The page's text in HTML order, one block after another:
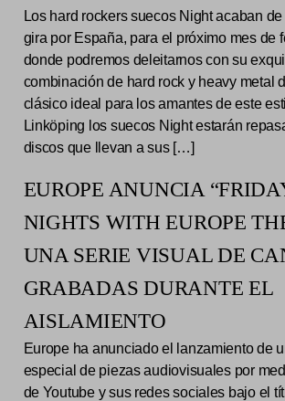
Los hard rockers suecos Night acaban
gira por España, para el próximo mes de
donde podremos deleitarnos con su
combinación de hard rock y heavy metal
clásico ideal para los amantes de este
Linköping los suecos Night estarán
discos que llevan a sus […]
EUROPE ANUNCIA
NIGHTS WITH EUROPE
UNA SERIE VISUAL DE
GRABADAS DURANTE EL
AISLAMIENTO
Europe ha anunciado el lanzamiento de
especial de piezas audiovisuales por
de Youtube y sus redes sociales bajo el